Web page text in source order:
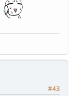
#43